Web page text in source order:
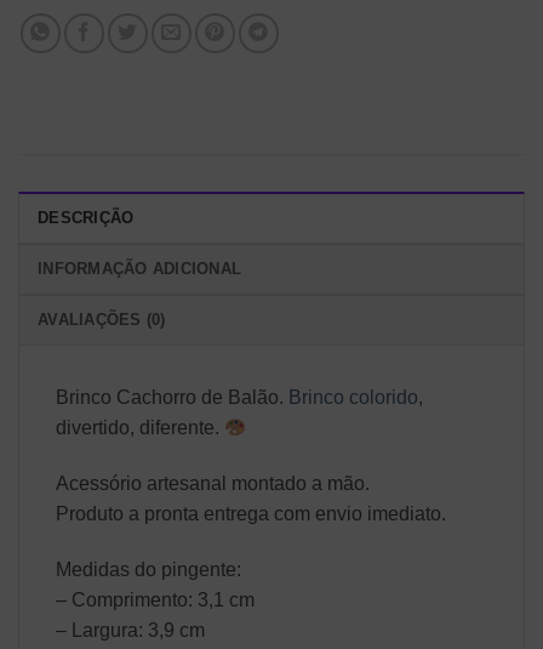
DESCRIÇÃO
INFORMAÇÃO ADICIONAL
AVALIAÇÕES (0)
Brinco Cachorro de Balão. Brinco colorido,
divertido, diferente.
Acessório artesanal montado a mão.
Produto a pronta entrega com envio imediato.
Medidas do pingente:
– Comprimento: 3,1 cm
– Largura: 3,9 cm